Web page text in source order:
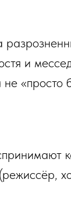
и
«просто